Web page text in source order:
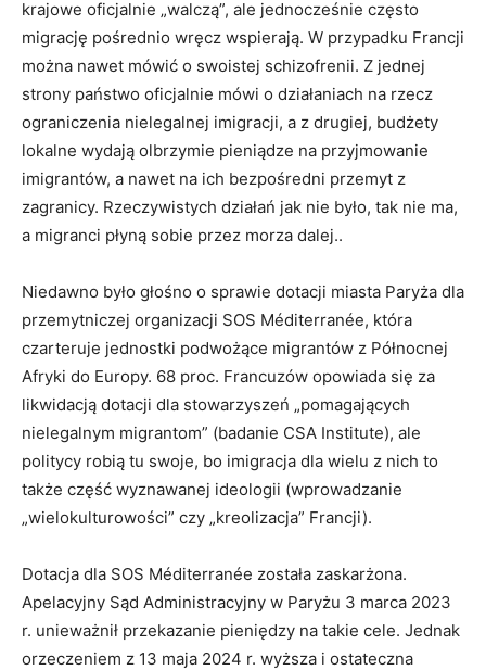
krajowe oficjalnie „walczą”, ale jednocześnie często
migrację pośrednio wręcz wspierają. W przypadku Francji
można nawet mówić o swoistej schizofrenii. Z jednej
strony państwo oficjalnie mówi o działaniach na rzecz
ograniczenia nielegalnej imigracji, a z drugiej, budżety
lokalne wydają olbrzymie pieniądze na przyjmowanie
imigrantów, a nawet na ich bezpośredni przemyt z
zagranicy. Rzeczywistych działań jak nie było, tak nie ma,
a migranci płyną sobie przez morza dalej..
Niedawno było głośno o sprawie dotacji miasta Paryża dla
przemytniczej organizacji SOS Méditerranée, która
czarteruje jednostki podwożące migrantów z Północnej
Afryki do Europy. 68 proc. Francuzów opowiada się za
likwidacją dotacji dla stowarzyszeń „pomagających
nielegalnym migrantom” (badanie CSA Institute), ale
politycy robią tu swoje, bo imigracja dla wielu z nich to
także część wyznawanej ideologii (wprowadzanie
„wielokulturowości” czy „kreolizacja” Francji).
Dotacja dla SOS Méditerranée została zaskarżona.
Apelacyjny Sąd Administracyjny w Paryżu 3 marca 2023
r. unieważnił przekazanie pieniędzy na takie cele. Jednak
orzeczeniem z 13 maja 2024 r. wyższa i ostateczna